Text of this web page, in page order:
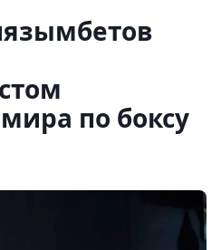
по боксу